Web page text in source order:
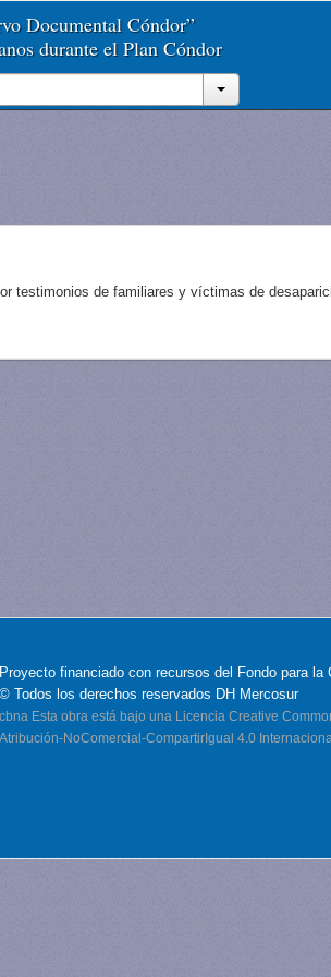
Documental Cóndor”
durante el Plan Cóndor
testimonios de familiares y víctimas de
Proyecto financiado con recursos del Fondo para
© Todos los derechos reservados DH Mercosur
cbna Esta obra está bajo una Licencia Creative
Atribución-NoComercial-CompartirIgual 4.0